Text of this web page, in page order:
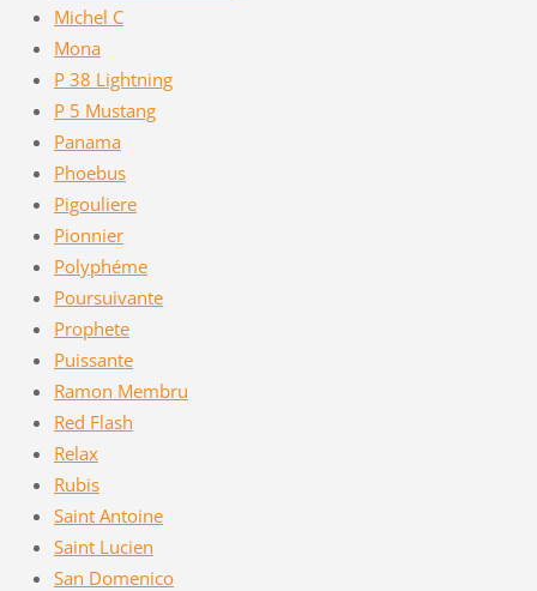
Michel C
Mona
P 38 Lightning
P 5 Mustang
Panama
Phoebus
Pigouliere
Pionnier
Polyphéme
Poursuivante
Prophete
Puissante
Ramon Membru
Red Flash
Relax
Rubis
Saint Antoine
Saint Lucien
San Domenico